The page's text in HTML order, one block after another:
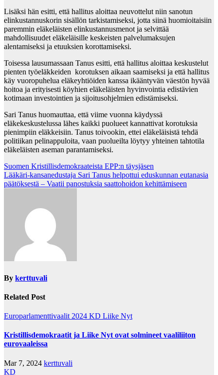
Lisäksi hän esitti, että hallitus aloittaa neuvottelut niin sanotun
elinkustannuskorin sisällön tarkistamiseksi, jotta siinä huomioitaisiin
paremmin eläkeläisten elinkustannusmenot ja selvittää
mahdollisuudet eläkeläisille keskeisten palvelumaksujen
alentamiseksi ja etuuksien korottamiseksi.
Toisessa lausumassaan Tanus esitti, että hallitus aloittaa keskustelut
pienten työeläkkeiden korotuksen aikaan saamiseksi ja että hallitus
käy vuoropuhelua eläkeyhtiöiden kanssa ikääntyvän väestön hyvää
hoitoa ja erityisesti köyhien eläkeläisten hyvinvointia edistävien
kotimaan investointien ja sijoitusohjelmien edistämiseksi.
Sari Tanus huomauttaa, että viime vuonna käydyssä
eläkekeskustelussa lähes kaikki puolueet kannattivat korotuksia
pienimpiin eläkkeisiin. Tanus toivookin, ettei eläkeläisistä tehdä
politiikan pelinappuloita, vaan puolueilta löytyy yhteinen tahtotila
eläkeläisten aseman parantamiseksi.
Post
navigation
Suomen Kristillisdemokraateista EPP:n täysjäsen
Lääkäri-kansanedustaja Sari Tanus helpottui eduskunnan eutanasia
päätöksestä – Vaatii panostuksia saattohoidon kehittämiseen
By kerttuvali
Related Post
Europarlamenttivaalit 2024 KD Liike Nyt
Kristillisdemokraatit ja Liike Nyt ovat solmineet vaaliliiton
eurovaaleissa
Mar 7, 2024 kerttuvali
KD